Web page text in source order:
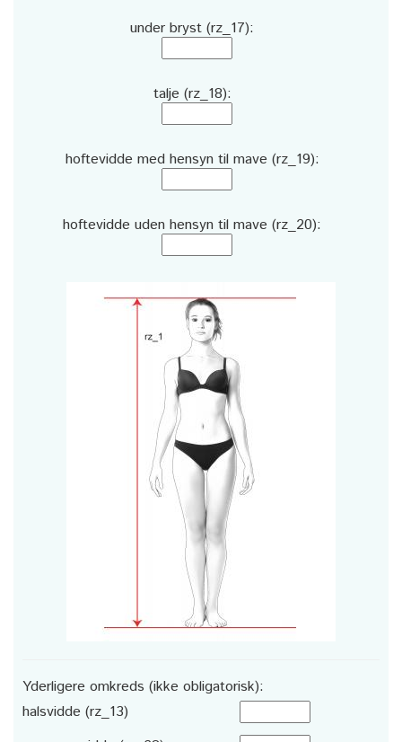
under bryst (rz_17):
talje (rz_18):
hoftevidde med hensyn til mave (rz_19):
hoftevidde uden hensyn til mave (rz_20):
Yderligere omkreds (ikke obligatorisk):
halsvidde (rz_13)